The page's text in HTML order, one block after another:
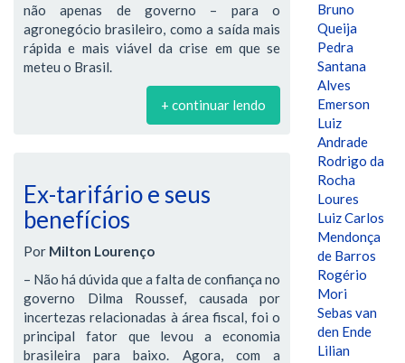
não apenas de governo – para o
agronegócio brasileiro, como a saída mais
rápida e mais viável da crise em que se
meteu o Brasil.
+ continuar lendo
Ex-tarifário e seus
benefícios
Por Milton Lourenço
– Não há dúvida que a falta de confiança no
governo Dilma Roussef, causada por
incertezas relacionadas à área fiscal, foi o
principal fator que levou a economia
brasileira para baixo. Agora, com a
Bruno
Queija
Pedra
Santana
Alves
Emerson
Luiz
Andrade
Rodrigo da
Rocha
Loures
Luiz Carlos
Mendonça
de Barros
Rogério
Mori
Sebas van
den Ende
Lilian